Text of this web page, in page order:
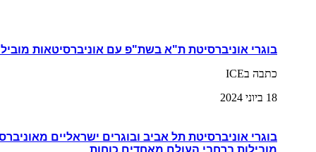
בוגרי אוניברסיטת ת"א בשת"פ עם אוניברסיטאות
כתבה בICE
18 ביוני 2024
בוגרי אוניברסיטת תל אביב ובוגרים ישראליים
מובילות ברחבי העולם מאחדים כוחות